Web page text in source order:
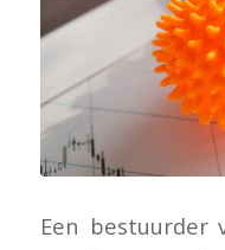
Een